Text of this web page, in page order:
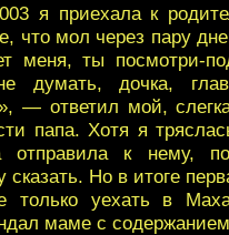
я приехала к
что мол через пару
меня, ты посмотри-
думать, дочка,
— ответил мой,
папа. Хотя я
отправила к нему,
сказать. Но в итоге
только уехать в
маме с